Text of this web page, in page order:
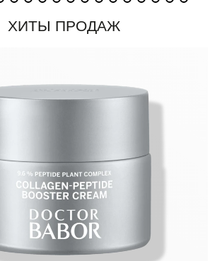
ХИТЫ ПРОДАЖ